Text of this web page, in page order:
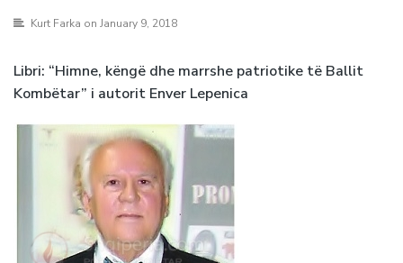
Kurt Farka on January 9, 2018
Libri: “Himne, këngë dhe marrshe patriotike të Ballit
Kombëtar” i autorit Enver Lepenica